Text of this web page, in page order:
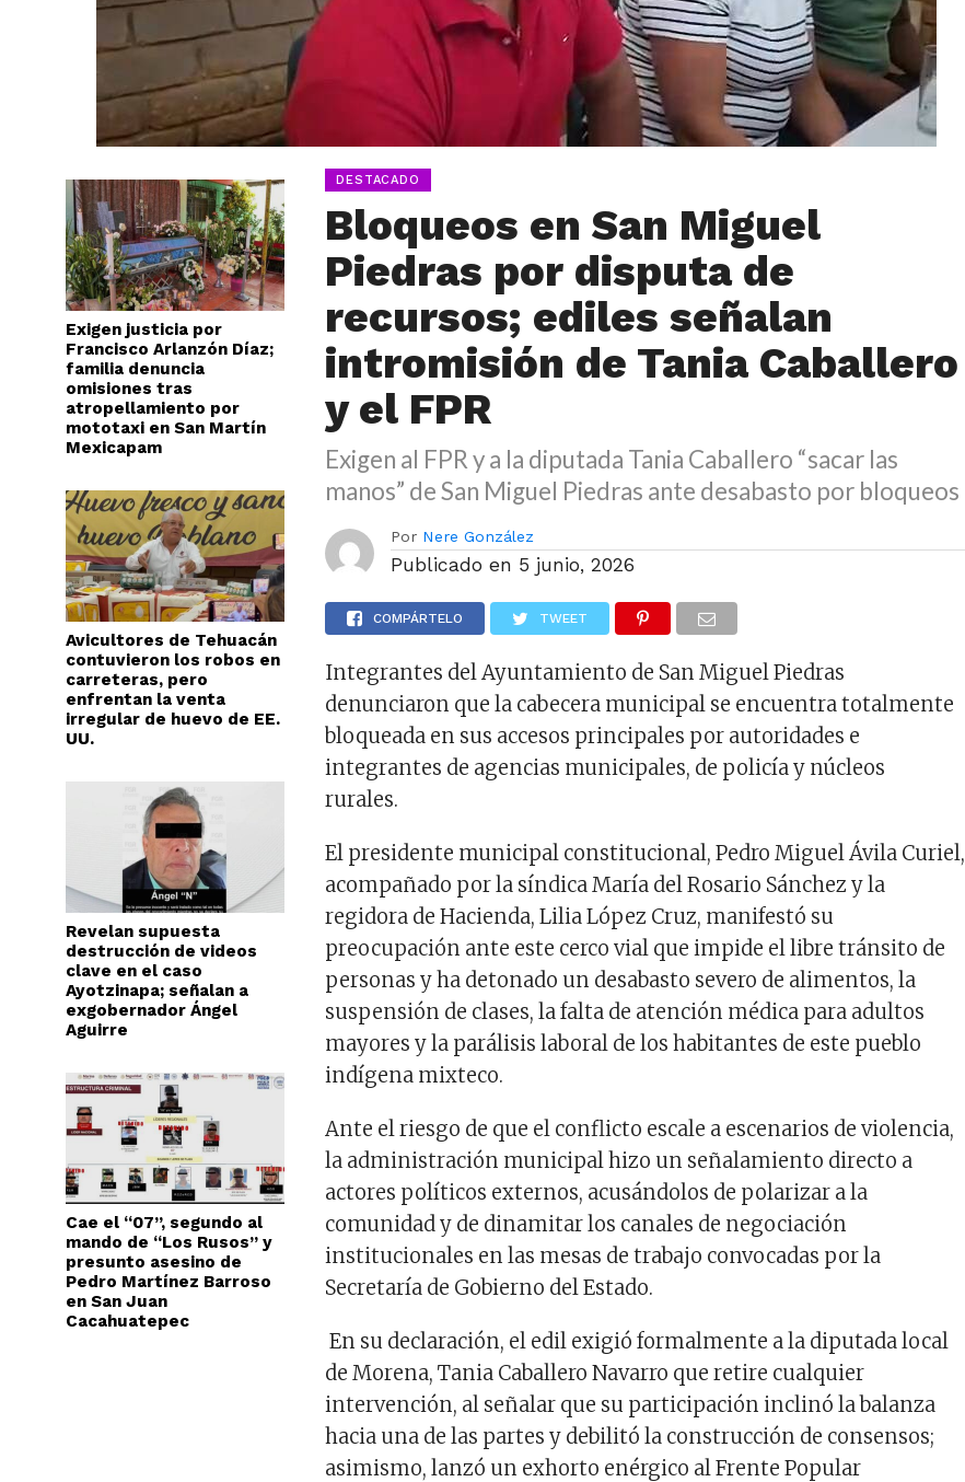
Exigen justicia por
Francisco Arlanzón Díaz;
familia denuncia
omisiones tras
atropellamiento por
mototaxi en San Martín
Mexicapam
Avicultores de Tehuacán
contuvieron los robos en
carreteras, pero
enfrentan la venta
irregular de huevo de EE.
UU.
Revelan supuesta
destrucción de videos
clave en el caso
Ayotzinapa; señalan a
exgobernador Ángel
Aguirre
Cae el “07”, segundo al
mando de “Los Rusos” y
presunto asesino de
Pedro Martínez Barroso
en San Juan
Cacahuatepec
DESTACADO
Bloqueos en San Miguel
Piedras por disputa de
recursos; ediles señalan
intromisión de Tania Caballero
y el FPR
Exigen al FPR y a la diputada Tania Caballero “sacar las
manos” de San Miguel Piedras ante desabasto por bloqueos
Por Nere González
Publicado en 5 junio, 2026
COMPÁRTELO TWEET
Integrantes del Ayuntamiento de San Miguel Piedras
denunciaron que la cabecera municipal se encuentra totalmente
bloqueada en sus accesos principales por autoridades e
integrantes de agencias municipales, de policía y núcleos
rurales.
El presidente municipal constitucional, Pedro Miguel Ávila Curiel,
acompañado por la síndica María del Rosario Sánchez y la
regidora de Hacienda, Lilia López Cruz, manifestó su
preocupación ante este cerco vial que impide el libre tránsito de
personas y ha detonado un desabasto severo de alimentos, la
suspensión de clases, la falta de atención médica para adultos
mayores y la parálisis laboral de los habitantes de este pueblo
indígena mixteco.
Ante el riesgo de que el conflicto escale a escenarios de violencia,
la administración municipal hizo un señalamiento directo a
actores políticos externos, acusándolos de polarizar a la
comunidad y de dinamitar los canales de negociación
institucionales en las mesas de trabajo convocadas por la
Secretaría de Gobierno del Estado.
En su declaración, el edil exigió formalmente a la diputada local
de Morena, Tania Caballero Navarro que retire cualquier
intervención, al señalar que su participación inclinó la balanza
hacia una de las partes y debilitó la construcción de consensos;
asimismo, lanzó un exhorto enérgico al Frente Popular